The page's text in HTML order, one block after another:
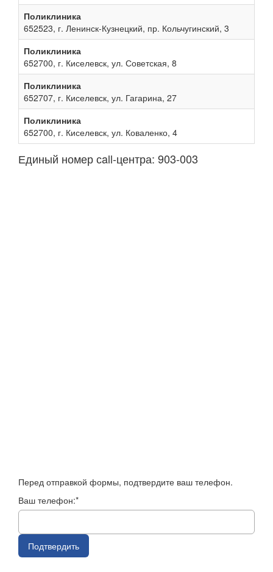
Поликлиника
652523, г. Ленинск-Кузнецкий, пр. Кольчугинский, 3
Поликлиника
652700, г. Киселевск, ул. Советская, 8
Поликлиника
652707, г. Киселевск, ул. Гагарина, 27
Поликлиника
652700, г. Киселевск, ул. Коваленко, 4
Единый номер сall-центра: 903-003
Перед отправкой формы, подтвердите ваш телефон.
Ваш телефон:*
Подтвердить